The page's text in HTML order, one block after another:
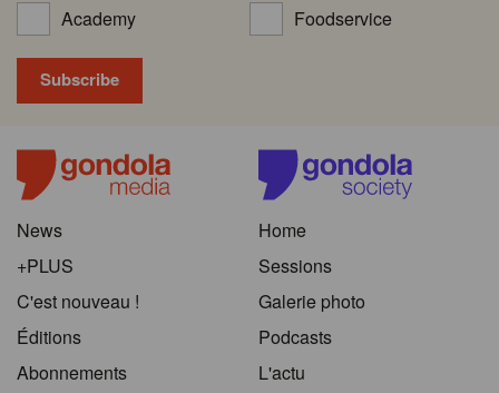
Academy
Foodservice
News
+PLUS
C'est nouveau !
Éditions
Abonnements
Home
Sessions
Galerie photo
Podcasts
L'actu